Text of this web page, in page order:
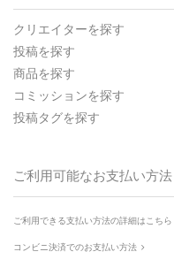
クリエイターを探す
投稿を探す
商品を探す
コミッションを探す
投稿タグを探す
ご利用可能なお支払い方法
ご利用できる支払い方法の詳細はこちら
コンビニ決済でのお支払い方法